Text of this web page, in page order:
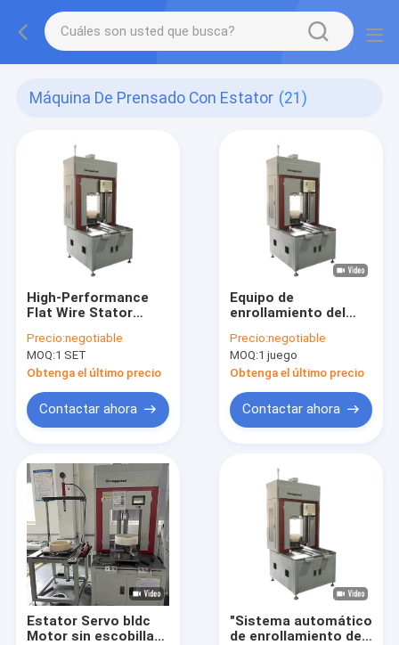
Máquina De Prensado Con Estator (21)
High-Performance
Flat Wire Stator
Stator Production
Precio:negotiable
MOQ:1 SET
Obtenga el último precio
Contactar ahora
Equipo de
enrollamiento del
presión del estator
de alambre plano
controlado por servo
de alta precisión
Precio:negotiable
MOQ:1 juego
Obtenga el último precio
Contactar ahora
Estator Servo bldc
Motor sin escobillas
"Sistema automático
de enrollamiento del